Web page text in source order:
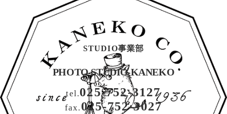
STUDIO事業部
PHOTO STUDIO KANEKO
tel.025-752-3127
fax. 025-752-3027